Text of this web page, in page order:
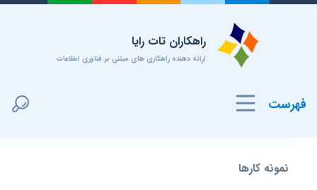
راهکاران تات رایا
ارائه دهنده راهکاری های مبتنی بر فناوری اطلاعات
فهرست
نمونه کارها